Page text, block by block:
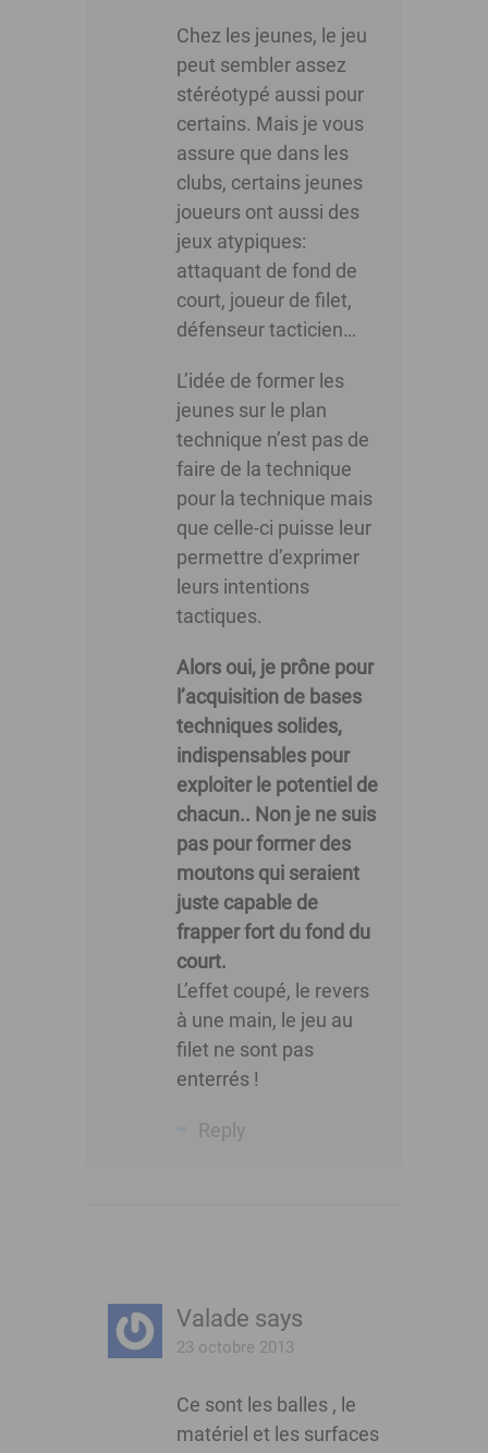
Chez les jeunes, le jeu
peut sembler assez
stéréotypé aussi pour
certains. Mais je vous
assure que dans les
clubs, certains jeunes
joueurs ont aussi des
jeux atypiques:
attaquant de fond de
court, joueur de filet,
défenseur tacticien…
L’idée de former les
jeunes sur le plan
technique n’est pas de
faire de la technique
pour la technique mais
que celle-ci puisse leur
permettre d’exprimer
leurs intentions
tactiques.
Alors oui, je prône pour
l’acquisition de bases
techniques solides,
indispensables pour
exploiter le potentiel de
chacun.. Non je ne suis
pas pour former des
moutons qui seraient
juste capable de
frapper fort du fond du
court.
L’effet coupé, le revers
à une main, le jeu au
filet ne sont pas
enterrés !
Reply
Valade says
23 octobre 2013
Ce sont les balles , le
matériel et les surfaces